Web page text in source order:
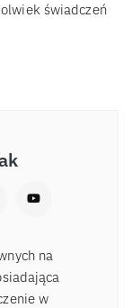
świadczeń
na
w